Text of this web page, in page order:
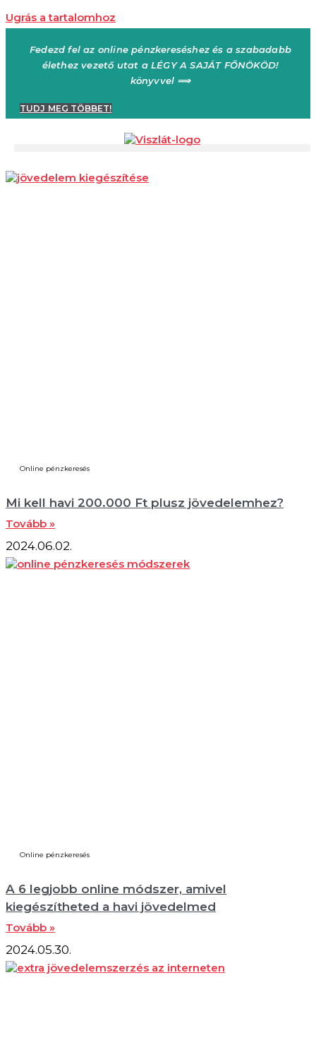
Ugrás a tartalomhoz
Fedezd fel az online pénzkereséshez és a szabadabb
élethez vezető utat a LÉGY A SAJÁT FŐNÖKÖD!
könyvvel ⟹
TUDJ MEG TÖBBET!
Online pénzkeresés
Mi kell havi 200.000 Ft plusz jövedelemhez?
Tovább »
2024.06.02.
Online pénzkeresés
A 6 legjobb online módszer, amivel
kiegészítheted a havi jövedelmed
Tovább »
2024.05.30.